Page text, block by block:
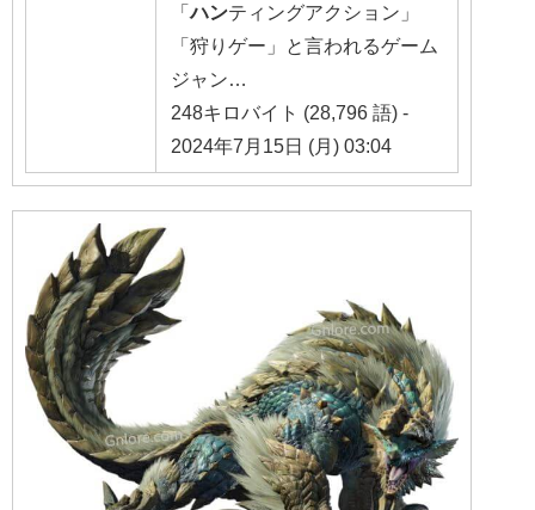
「 ハンティングアクション」
「狩りゲー」と言われるゲーム
ジャン…
248キロバイト (28,796 語) -
2024年7月15日 (月) 03:04